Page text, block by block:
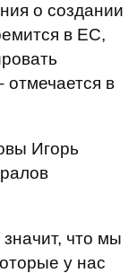
о создании
в ЕС,
в
Игорь
что мы
у нас